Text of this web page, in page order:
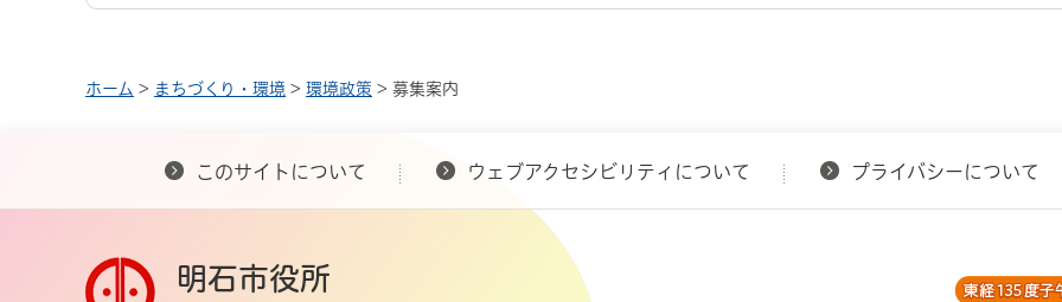
ホーム > まちづくり・環境 > 環境政策 > 募集案内
このサイトについて ウェブアクセシビリティについて プライバシーについて
明石市役所